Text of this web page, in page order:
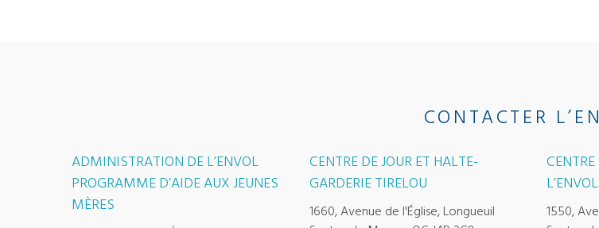
CONTACTER
ADMINISTRATION DE L’ENVOL
PROGRAMME D’AIDE AUX JEUNES
MÈRES
CENTRE DE JOUR ET HALTE-
GARDERIE TIRELOU
1660, Avenue de l'Église, Longueuil
1550,